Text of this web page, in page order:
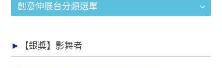
創意伸展台分類選單
【銀獎】影舞者